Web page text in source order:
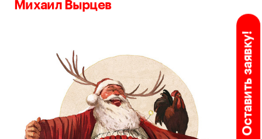
Оставить заявку!
Михаил Вырцев